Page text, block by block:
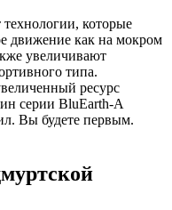
которые
движение как на мокром
увеличивают
типа.
ресурс
серии BluEarth-A
Вы будете первым.